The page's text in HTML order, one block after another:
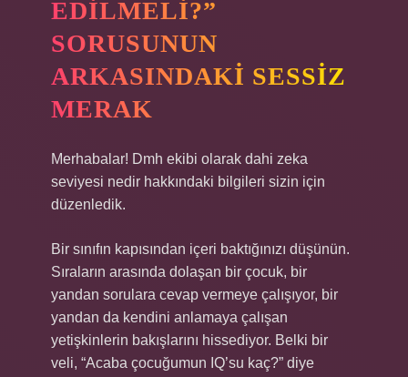
EDILMELI?”
SORUSUNUN
ARKASINDAKI SESSIZ
MERAK
Merhabalar! Dmh ekibi olarak dahi zeka
seviyesi nedir hakkındaki bilgileri sizin için
düzenledik.
Bir sınıfın kapısından içeri baktığınızı düşünün.
Sıraların arasında dolaşan bir çocuk, bir
yandan sorulara cevap vermeye çalışıyor, bir
yandan da kendini anlamaya çalışan
yetişkinlerin bakışlarını hissediyor. Belki bir
veli, “Acaba çocuğumun IQ’su kaç?” diye